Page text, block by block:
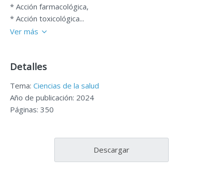
* Acción farmacológica,
* Acción toxicológica...
Ver más
Detalles
Tema: Ciencias de la salud
Año de publicación: 2024
Páginas: 350
Descargar